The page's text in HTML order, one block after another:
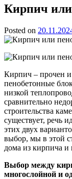
Кирпич или
Posted on
Кирпич – прочен и
пенобетонные
низкой
сравнительно
строительства
существует, речь
этих двух
выбор, мы в этой
дома из кирпича и
Выбор между
многослойной и